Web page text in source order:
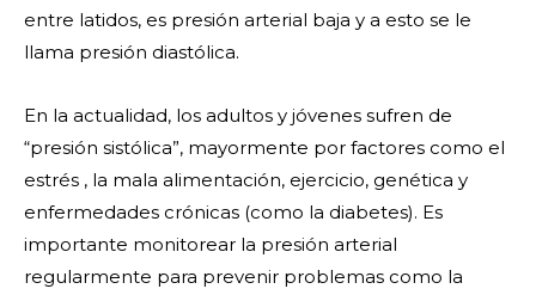
entre latidos, es presión arterial baja y a esto se le
llama presión diastólica.
En la actualidad, los adultos y jóvenes sufren de
“presión sistólica”, mayormente por factores como el
estrés , la mala alimentación, ejercicio, genética y
enfermedades crónicas (como la diabetes). Es
importante monitorear la presión arterial
regularmente para prevenir problemas como la